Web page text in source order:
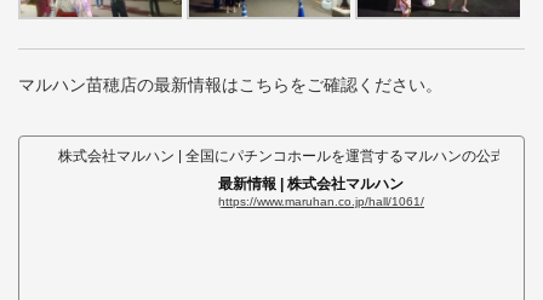
マルハン苗穂店の最新情報はこちらをご確認ください。
株式会社マルハン | 全国にパチンコホールを運営するマルハンの公式ウェ
最新情報 | 株式会社マルハン
https://www.maruhan.co.jp/hall/1061/